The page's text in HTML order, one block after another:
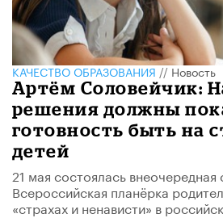
КАЧЕСТВО ОБРАЗОВАНИЯ//Новость
Артём Соловейчик:
решения должны
готовность быть на
детей
21 мая состоялась внеочередная
Всероссийская планёрка
«страхах и ненависти» в